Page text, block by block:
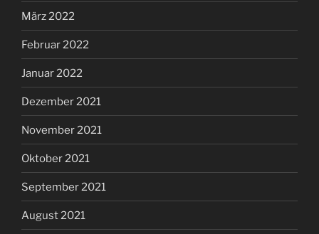
März 2022
Februar 2022
Januar 2022
Dezember 2021
November 2021
Oktober 2021
September 2021
August 2021